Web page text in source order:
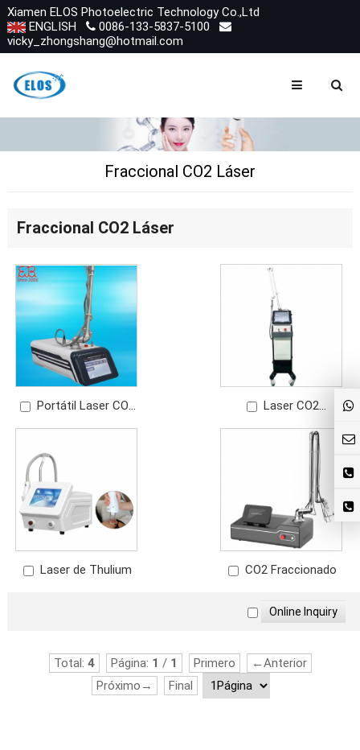
Xiamen ELOS Photoelectric Technology Co.,Ltd
ENGLISH
0086-133-5837-5100
vicky_zhongshang@hotmail.com
Fraccional CO2 Láser
Fraccional CO2 Láser
Portátil Laser CO2
Fraccionado para
Cicatrices,Estrías,Manchas,Pecas,Queloides
Laser CO2
Fraccionado Eliminar
Manchas Eliminar
Pecas Quitar Estrias
Laser de Thulium CO2 Fraccionado
Total: 4 Página: 1 / 1 Primero
←Anterior
Próximo→
Final